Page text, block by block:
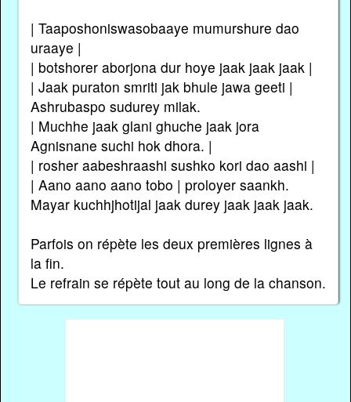
| Taaposhoniswasobaaye mumurshure dao
uraaye |
| botshorer aborjona dur hoye jaak jaak jaak |
| Jaak puraton smriti jak bhule jawa geeti |
Ashrubaspo sudurey milak.
| Muchhe jaak glani ghuche jaak jora
Agnisnane suchi hok dhora. |
| rosher aabeshraashi sushko kori dao aashi |
| Aano aano aano tobo | proloyer saankh.
Mayar kuchhjhotijal jaak durey jaak jaak jaak.
Parfois on répète les deux premières lignes à
la fin.
Le refrain se répète tout au long de la chanson.